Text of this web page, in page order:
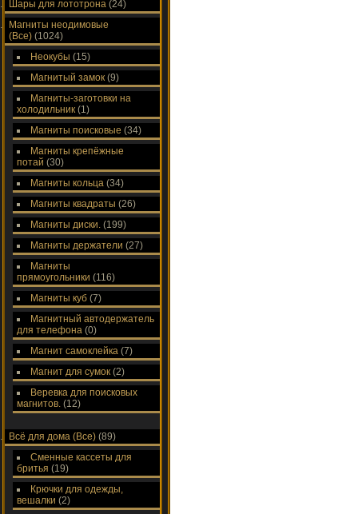
Шары для лототрона (24)
Магниты неодимовые
(Все) (1024)
Неокубы (15)
Магнитый замок (9)
Магниты-заготовки на
холодильник (1)
Магниты поисковые (34)
Магниты крепёжные
потай (30)
Магниты кольца (34)
Магниты квадраты (26)
Магниты диски. (199)
Магниты держатели (27)
Магниты
прямоугольники (116)
Магниты куб (7)
Магнитный автодержатель
для телефона (0)
Магнит самоклейка (7)
Магнит для сумок (2)
Веревка для поисковых
магнитов. (12)
Всё для дома (Все) (89)
Сменные кассеты для
бритья (19)
Крючки для одежды,
вешалки (2)